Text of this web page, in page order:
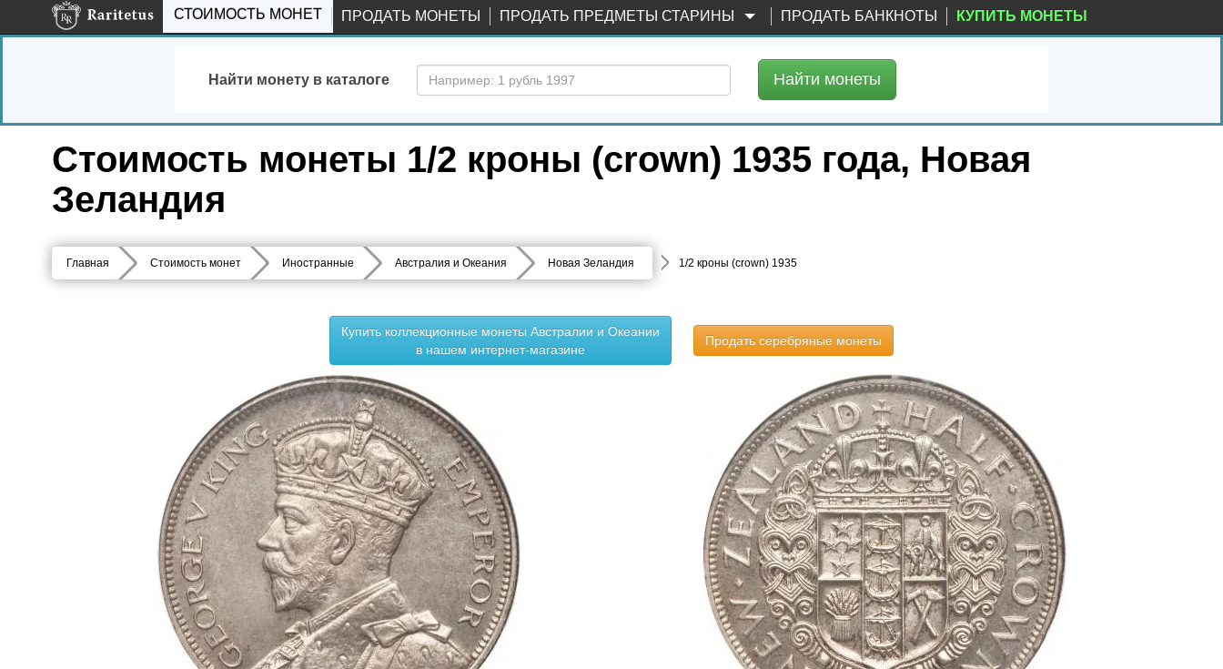
СТОИМОСТЬ МОНЕТ ПРОДАТЬ МОНЕТЫ ПРОДАТЬ ПРЕДМЕТЫ СТАРИНЫ ПРОДАТЬ БАНКНОТЫ КУПИТЬ МОНЕТЫ
Найти монету в каталоге Найти монеты
Стоимость монеты 1/2 кроны (crown) 1935 года, Новая
Зеландия
Главная Стоимость монет Иностранные Австралия и Океания Новая Зеландия 1/2 кроны (crown) 1935
Купить коллекционные монеты Австралии и Океании
в нашем интернет-магазине
Продать серебряные монеты